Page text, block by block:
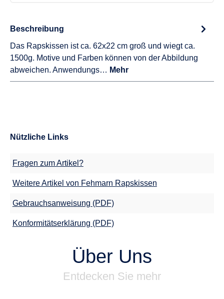
Beschreibung
Das Rapskissen ist ca. 62x22 cm groß und wiegt ca.
1500g. Motive und Farben können von der Abbildung
abweichen. Anwendungs… Mehr
Nützliche Links
Fragen zum Artikel?
Weitere Artikel von Fehmarn Rapskissen
Gebrauchsanweisung (PDF)
Konformitätserklärung (PDF)
Über Uns
Entdecken Sie mehr